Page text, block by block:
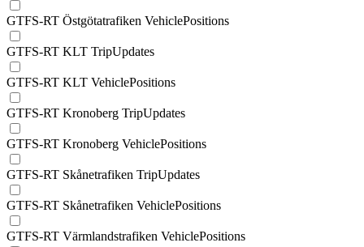
GTFS-RT Östgötatrafiken VehiclePositions
GTFS-RT KLT TripUpdates
GTFS-RT KLT VehiclePositions
GTFS-RT Kronoberg TripUpdates
GTFS-RT Kronoberg VehiclePositions
GTFS-RT Skånetrafiken TripUpdates
GTFS-RT Skånetrafiken VehiclePositions
GTFS-RT Värmlandstrafiken VehiclePositions